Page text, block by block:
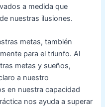
a medida que
nuestras ilusiones.
metas, también
para el triunfo. Al
metas y sueños,
a nuestro
en nuestra capacidad
nos ayuda a superar